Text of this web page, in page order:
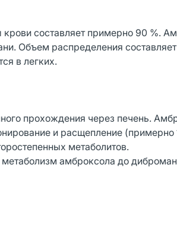
составляет примерно 90 %.
Объем распределения
в легких.
прохождения через печень.
и расщепление (примерно
метаболитов.
амброксола до